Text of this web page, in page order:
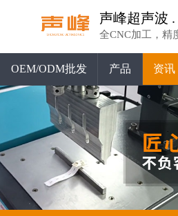
声峰超声波
全CNC加工，精
OEM/ODM批发 产品 资讯